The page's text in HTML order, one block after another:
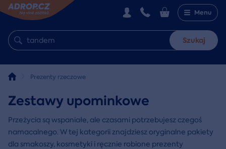
Menu
Szukaj
Prezenty rzeczowe
Zestawy upominkowe
Przeżycia są wspaniałe, ale czasami potrzebujesz czegoś
namacalnego. W tej kategorii znajdziesz oryginalne pakiety
dla smakoszy, kosmetyki i ręcznie robione prezenty